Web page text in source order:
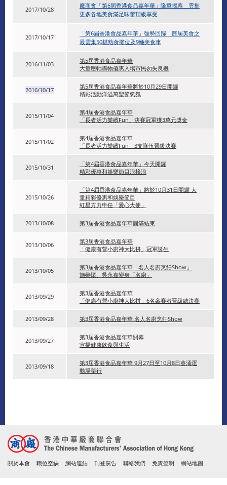
2017/10/28
廠商會「第6屆香港食品嘉年華」隆重揭幕 雲集
更多各地美食滿足味蕾頂級享受
2017/10/17
「第6屆香港食品嘉年華」強勢回歸 歷屆美食之
最雲集50檔熟食攤位及9輛美食車
2016/11/03
第5屆香港食品嘉年華
大量壓軸購物優惠入場市民勿失良機
2016/10/17
第5屆香港食品嘉年華將於10月29日開鑼
精彩活動洋溢萬聖節氣氛
2015/11/04
第4屆香港食品嘉年華
「長者活力樂繽Fun」決賽冠軍獲3萬元獎金
2015/11/02
第4屆香港食品嘉年華
「長者活力樂繽Fun」3支隊伍晉級決賽
2015/10/31
「第4屆香港食品嘉年華」今天開鑼
精彩優惠和娛樂節目浪接浪
2015/10/26
「第4屆香港食品嘉年華」將於10月31日開鑼 大
量精彩優惠和娛樂節目
紅星方力申任「愛心大使」
2013/10/08 第3屆香港食品嘉年華圓滿結束
2013/10/06
第3屆香港食品嘉年華
「健康有營小廚神大比拼」冠軍誕生
2013/10/05
第3屆香港食品嘉年華「名人名廚烹飪Show」
施榮懷、吳永嘉變身「名廚」
2013/09/29
第3屆香港食品嘉年華
「健康有營小廚神大比拼」6名參賽者晉級總決賽
2013/09/28 第3屆香港食品嘉年華 名人名廚烹飪Show
2013/09/27
第3屆香港食品嘉年華開幕
宣揚健康飲食與生活
2013/09/18
第3屆香港食品嘉年華 9月27日至10月8日葵涌運
動場舉行
關於本會 職位空缺 網站連結 刊登廣告 聯絡我們 免責聲明 網站地圖